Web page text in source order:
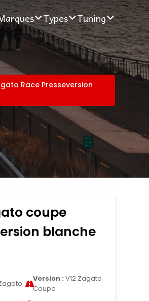
Types Tuning
Race Presseversion
coupe
blanche
Version : V12 Zagato
Coupe